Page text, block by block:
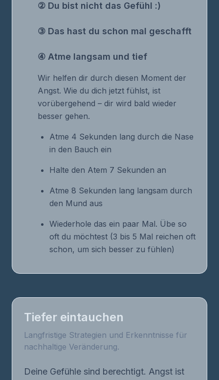
② Du bist nicht das Gefühl :)
③ Das hast du schon mal geschafft
④ Atme langsam und tief
Wir helfen dir durch diesen Moment der
Angst. Wie du dich jetzt fühlst, ist
vorübergehend – dir wird bald wieder
besser gehen.
Atme 4 Sekunden lang durch die Nase
in den Bauch ein
Halte den Atem 7 Sekunden an
Atme 8 Sekunden lang langsam durch
den Mund aus
Wiederhole das ein paar Mal. Übe so
oft du möchtest (3 bis 5 Mal reichen oft
schon, um sich besser zu fühlen)
Tiefer eintauchen
Langfristige Strategien und Erkenntnisse für
nachhaltige Veränderung.
Deine Gefühle sind berechtigt. Angst ist